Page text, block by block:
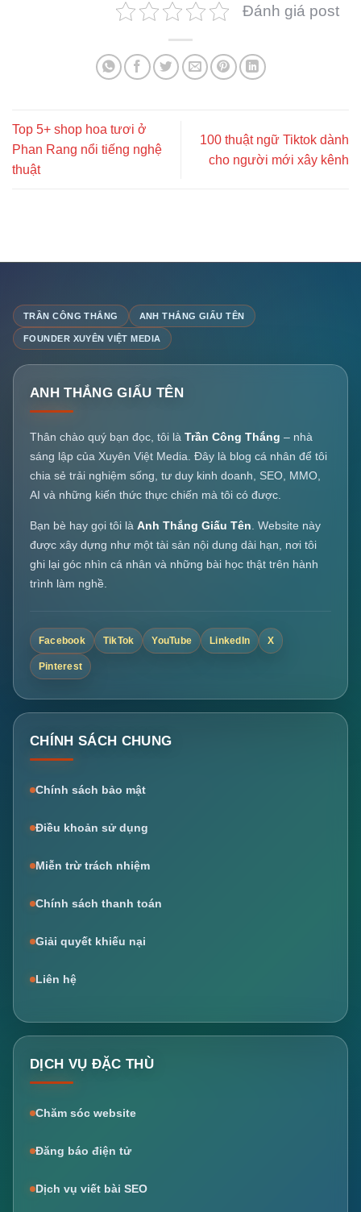
Đánh giá post
Top 5+ shop hoa tươi ở
Phan Rang nổi tiếng nghệ
thuật
100 thuật ngữ Tiktok dành
cho người mới xây kênh
TRẦN CÔNG THẮNG ANH THẮNG GIẤU TÊN
FOUNDER XUYÊN VIỆT MEDIA
ANH THẮNG GIẤU TÊN
Thân chào quý bạn đọc, tôi là Trần Công Thắng – nhà
sáng lập của Xuyên Việt Media. Đây là blog cá nhân để tôi
chia sẻ trải nghiệm sống, tư duy kinh doanh, SEO, MMO,
AI và những kiến thức thực chiến mà tôi có được.
Bạn bè hay gọi tôi là Anh Thắng Giấu Tên. Website này
được xây dựng như một tài sản nội dung dài hạn, nơi tôi
ghi lại góc nhìn cá nhân và những bài học thật trên hành
trình làm nghề.
Facebook TikTok YouTube LinkedIn X
Pinterest
CHÍNH SÁCH CHUNG
Chính sách bảo mật
Điều khoản sử dụng
Miễn trừ trách nhiệm
Chính sách thanh toán
Giải quyết khiếu nại
Liên hệ
DỊCH VỤ ĐẶC THÙ
Chăm sóc website
Đăng báo điện tử
Dịch vụ viết bài SEO